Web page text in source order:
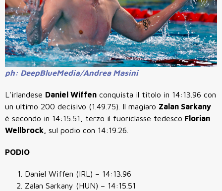
ph: DeepBlueMedia/Andrea Masini
L'irlandese Daniel Wiffen conquista il titolo in 14:13.96 con
un ultimo 200 decisivo (1.49.75). Il magiaro Zalan Sarkany
è secondo in 14:15.51 , terzo il fuoriclasse tedesco Florian
Wellbrock, sul podio con 14:19.26
PODIO
Daniel Wiffen (IRL) – 14:13.96
Zalan Sarkany (HUN) – 14:15.51